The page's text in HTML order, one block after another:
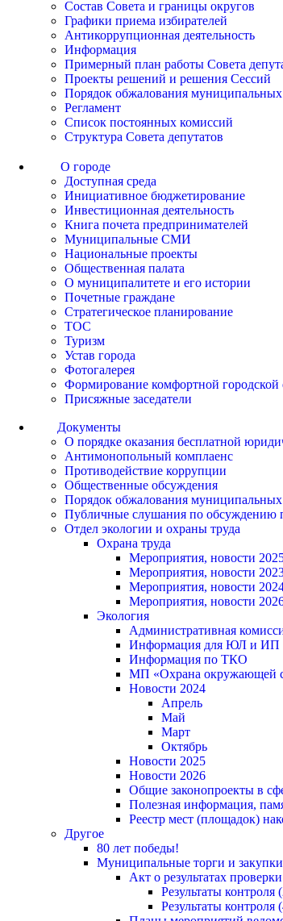
Состав Совета и границы округов
Графики приема избирателей
Антикоррупционная деятельность
Информация
Примерный план работы Совета
Проекты решений и решения Сессий
Порядок обжалования
Регламент
Список постоянных комиссий
Структура Совета депутатов
О городе
Доступная среда
Инициативное бюджетирование
Инвестиционная деятельность
Книга почета предпринимателей
Муниципальные СМИ
Национальные проекты
Общественная палата
О муниципалитете и его истории
Почетные граждане
Стратегическое планирование
ТОС
Туризм
Устав города
Фотогалерея
Формирование комфортной городской
Присяжные заседатели
Документы
О порядке оказания бесплатной
Антимонопольный комплаенс
Противодействие коррупции
Общественные обсуждения
Порядок обжалования
Публичные слушания по обсуждению
Отдел экологии и охраны труда
Охрана труда
Мероприятия, новости
Мероприятия, новости
Мероприятия, новости
Мероприятия, новости
Экология
Административная
Информация для ЮЛ и ИП
Информация по ТКО
МП «Охрана окружающей
Новости 2024
Апрель
Май
Март
Октябрь
Новости 2025
Новости 2026
Общие законопроекты в
Полезная информация,
Реестр мест (площадок)
Другое
80 лет победы!
Муниципальные торги и закупки
Акт о результатах
Результаты
Результаты